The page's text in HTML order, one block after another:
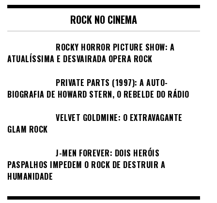
ROCK NO CINEMA
ROCKY HORROR PICTURE SHOW: A
ATUALÍSSIMA E DESVAIRADA OPERA ROCK
PRIVATE PARTS (1997): A AUTO-
BIOGRAFIA DE HOWARD STERN, O REBELDE DO RÁDIO
VELVET GOLDMINE: O EXTRAVAGANTE
GLAM ROCK
J-MEN FOREVER: DOIS HERÓIS
PASPALHOS IMPEDEM O ROCK DE DESTRUIR A
HUMANIDADE